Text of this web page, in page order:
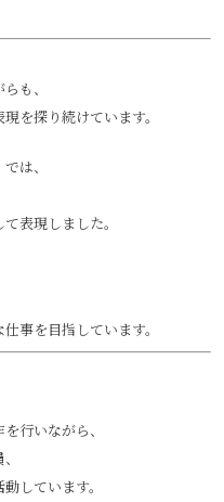
も、
を探り続けています。
は、
表現しました。
事を目指しています。
行いながら、
しています。